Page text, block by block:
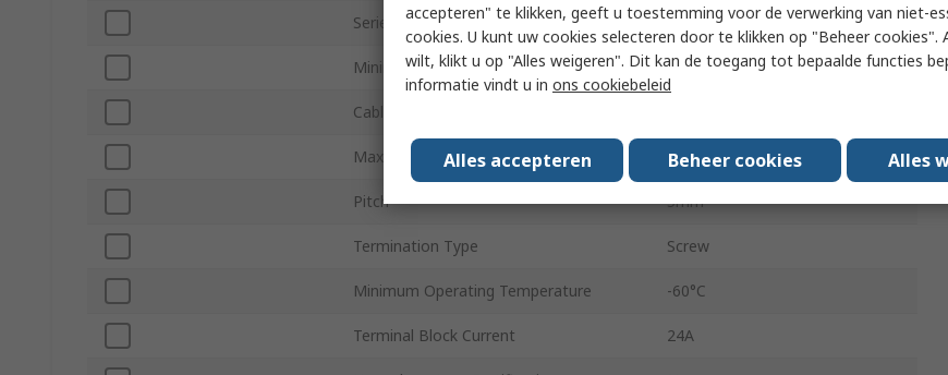
Series WDK 2.5N V
Minimum Wire Size AWG 30AWG
Cable CSA
Maximum Wire Size AWG 12AWG
Pitch 5mm
Termination Type Screw
Minimum Operating Temperature -60°C
Terminal Block Current 24A
accepteren" te klikken, geeft u toestemming voor de verwerking van niet-
cookies. U kunt uw cookies selecteren door te klikken op "Beheer cookies".
wilt, klikt u op "Alles weigeren". Dit kan de toegang tot bepaalde functies
informatie vindt u in ons cookiebeleid
Alles accepteren Beheer cookies Alles